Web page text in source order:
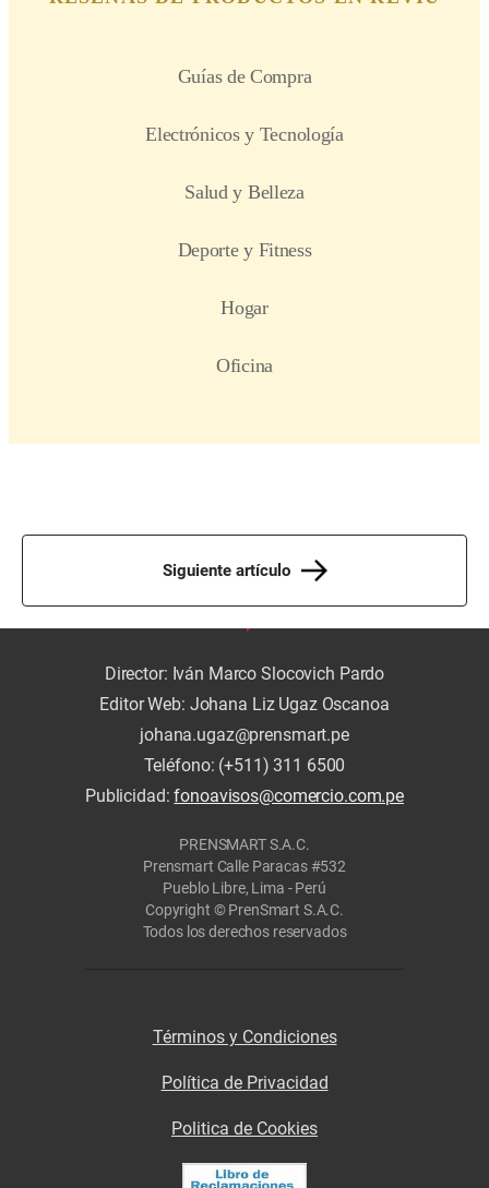
Siguiente artículo
Director: Iván Marco Slocovich Pardo
Editor Web: Johana Liz Ugaz Oscanoa
johana.ugaz@prensmart.pe
Teléfono: (+511) 311 6500
Publicidad:fonoavisos@comercio.com.pe
PRENSMART S.A.C.
Prensmart Calle Paracas #532
Pueblo Libre, Lima - Perú
Copyright © PrenSmart S.A.C.
Todos los derechos reservados
Términos y Condiciones
Política de Privacidad
Politica de Cookies